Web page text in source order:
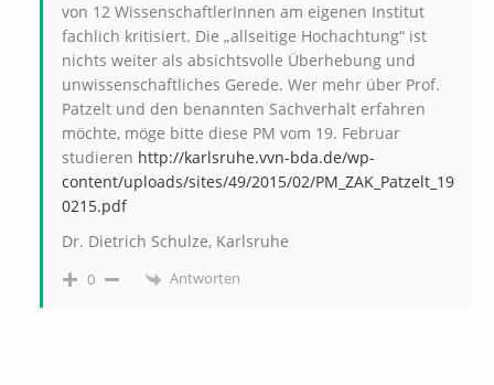
von 12 WissenschaftlerInnen am eigenen Institut
fachlich kritisiert. Die „allseitige Hochachtung“ ist
nichts weiter als absichtsvolle Überhebung und
unwissenschaftliches Gerede. Wer mehr über Prof.
Patzelt und den benannten Sachverhalt erfahren
möchte, möge bitte diese PM vom 19. Februar
studieren http://karlsruhe.vvn-bda.de/wp-
content/uploads/sites/49/2015/02/PM_ZAK_Patzelt_19
0215.pdf
Dr. Dietrich Schulze, Karlsruhe
0 Antworten